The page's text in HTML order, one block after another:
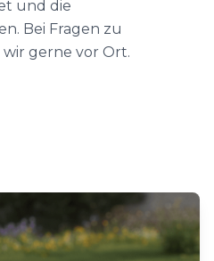
und die
Bei Fragen zu
gerne vor Ort.